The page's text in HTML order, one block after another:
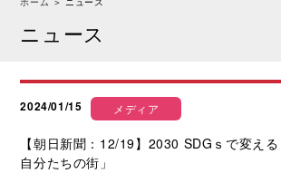
ニュース
2024/01/15 メディア
【朝日新聞：12/19】2030 SDGｓで変え
自分たちの街」